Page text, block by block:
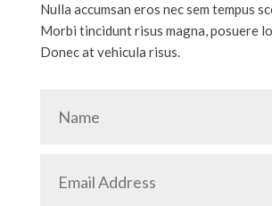
Nulla accumsan eros nec sem tempus
Morbi tincidunt risus magna, posuere
Donec at vehicula risus.